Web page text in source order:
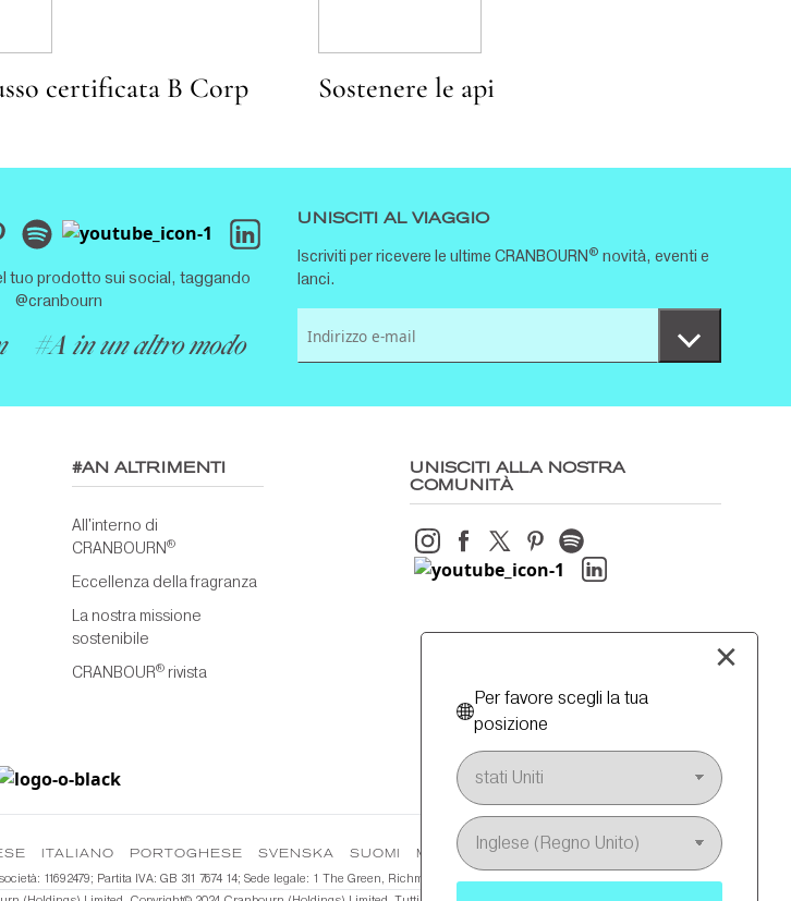
×
Per favore scegli la tua
posizione
certificata B Corp Sostenere le api
tuo prodotto sui social, taggando
@cranbourn
#A in un altro modo
UNISCITI AL VIAGGIO
Iscriviti per ricevere le ultime CRANBOURN ® novità, eventi e
lanci.
#AN ALTRIMENTI
All'interno di
CRANBOURN®
Eccellenza della fragranza
La nostra missione
sostenibile
CRANBOUR® rivista
UNISCITI ALLA NOSTRA
COMUNITÀ
ITALIANO PORTOGHESE SVENSKA SUOMI MOSTRA ALTRO(8)
11692479; Partita IVA: GB 311 7674 14; Sede legale: 1 The Green, Richmond, Surrey, TW9 1PL, Regno Unito. CRANBOUR ,